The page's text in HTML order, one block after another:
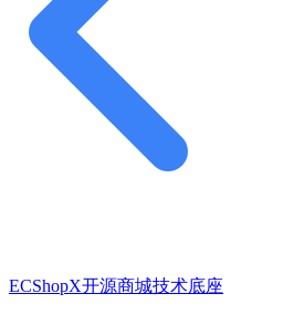
ECShopX开源商城技术底座